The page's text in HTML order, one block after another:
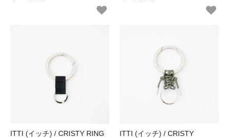
ITTI (イッチ) / CRISTY RING
ITTI (イッチ) / CRISTY